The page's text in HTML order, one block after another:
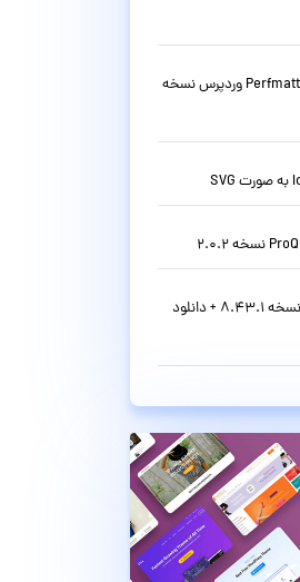
افزونه افزایش سرعت وبسایت Perfmatters وردپرس نسخه
قالب شرکتی و چندمنظوره Zephyr نسخه 8.43.1 + دانلود